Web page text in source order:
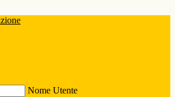
Nome Utente